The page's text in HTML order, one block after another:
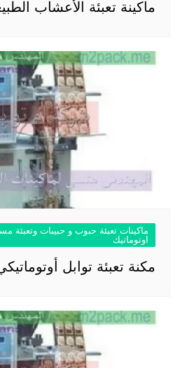
ماكينة تعبئة الأعشاب
ماكينات تعبئة حبوب و حبيبات وتعبئة
اوتوماتيك
مكنة تعبئة توابل